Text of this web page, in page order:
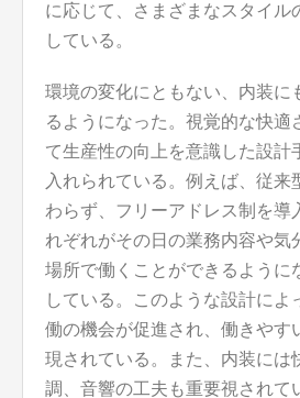
に応じて、さまざまなスタイル
している。
環境の変化にともない、内装に
るようになった。視覚的な快適
て生産性の向上を意識した設計
入れられている。例えば、従来
わらず、フリーアドレス制を導
れぞれがその日の業務内容や気
場所で働くことができるように
している。このような設計によ
働の機会が促進され、働きやす
現されている。また、内装には
調、音響の工夫も重要視されて